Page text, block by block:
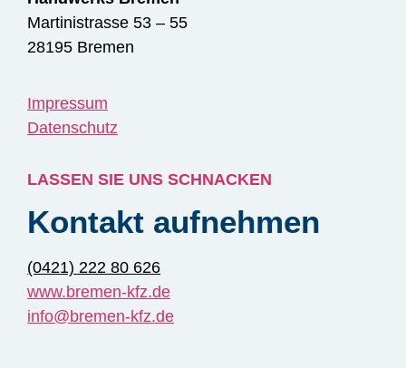
Martinistrasse 53 – 55
28195 Bremen
Impressum
Datenschutz
LASSEN SIE UNS SCHNACKEN
Kontakt aufnehmen
(0421) 222 80 626
www.bremen-kfz.de
info@bremen-kfz.de